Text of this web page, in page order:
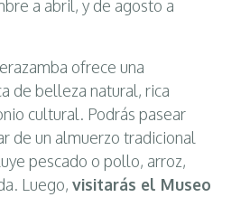
a abril, y de agosto a
ofrece una
de belleza natural, rica
cultural. Podrás pasear
de un almuerzo tradicional
pescado o pollo, arroz,
Luego, visitarás el Museo